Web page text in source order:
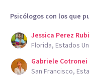
Psicólogos con los que
Jessica Perez
Florida, Estados
Gabriele Cotronei
San Francisco,